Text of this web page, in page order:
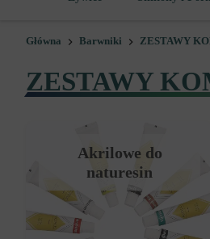
Główna Barwniki ZESTAWY
ZESTAWY
akrilowe do
naturesin